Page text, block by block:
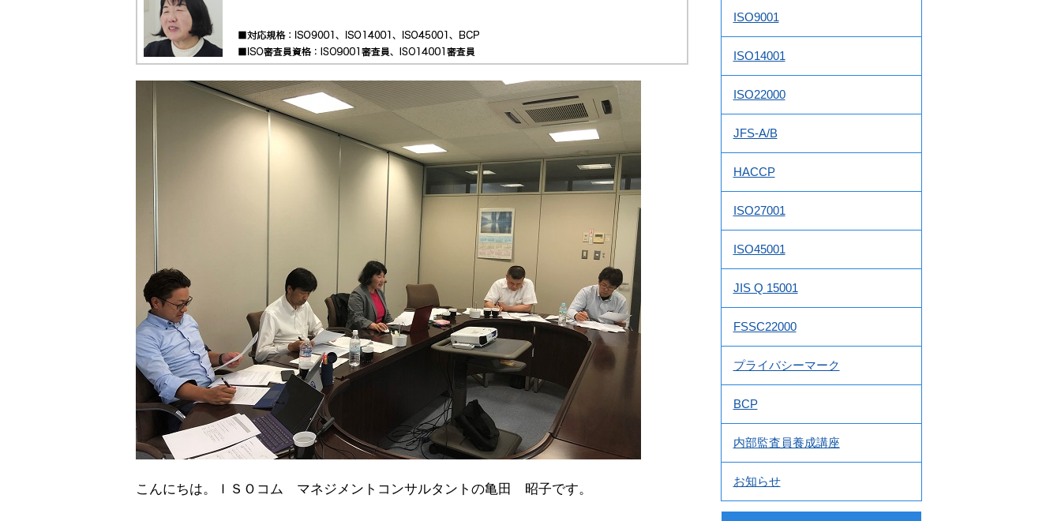
こんにちは。ＩＳＯコム マネジメントコンサルタントの亀田 昭子です。
ISO9001
ISO14001
ISO22000
JFS-A/B
HACCP
ISO27001
ISO45001
JIS Q 15001
FSSC22000
プライバシーマーク
BCP
内部監査員養成講座
お知らせ